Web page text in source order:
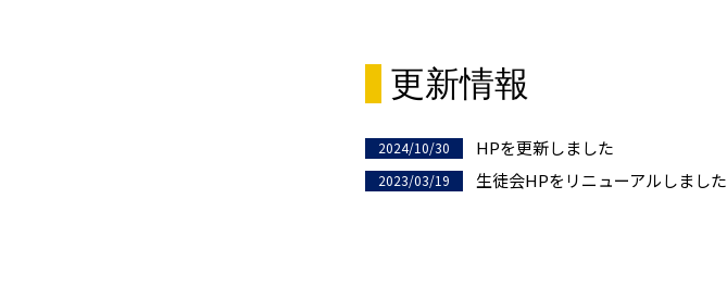
更新情報
2024/10/30 HPを更新しました
2023/03/19 生徒会HPをリニューアルしました